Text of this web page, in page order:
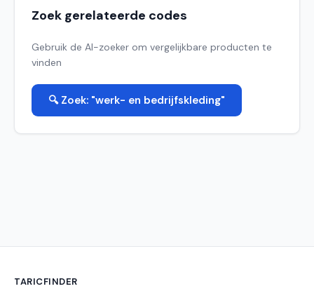
Zoek gerelateerde codes
Gebruik de AI-zoeker om vergelijkbare producten te
vinden
🔍 Zoek: "werk- en bedrijfskleding"
TARICFINDER